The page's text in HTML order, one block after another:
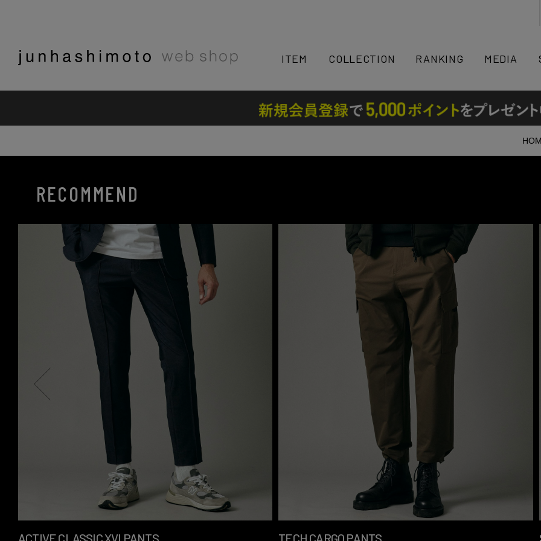
ITEM COLLECTION RANKING MEDIA
検索
RECOMMEND
ACTIVE CLASSIC XVI PANTS TECH CARGO PANTS